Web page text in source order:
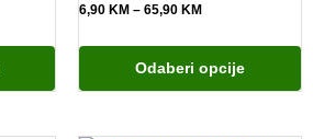
6,90 KM – 65,90 KM
Odaberi opcije